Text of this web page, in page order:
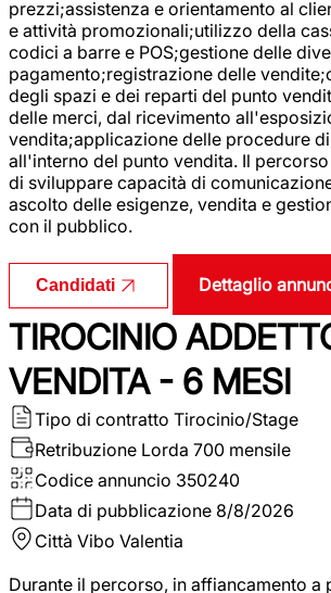
prezzi;assistenza e orientamento al
e attività promozionali;utilizzo della
codici a barre e POS;gestione delle
pagamento;registrazione delle
degli spazi e dei reparti del punto
delle merci, dal ricevimento
vendita;applicazione delle procedure
all'interno del punto vendita. Il
di sviluppare capacità di
ascolto delle esigenze, vendita e
con il pubblico.
Candidati Dettaglio
TIROCINIO
VENDITA - 6 MESI
Tipo di contratto Tirocinio/Stage
Retribuzione Lorda 700 mensile
Codice annuncio 350240
Data di pubblicazione 8/8/2026
Città Vibo Valentia
Durante il percorso, in affiancamento a